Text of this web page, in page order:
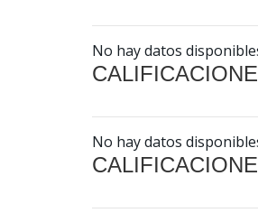
No hay datos
No hay datos